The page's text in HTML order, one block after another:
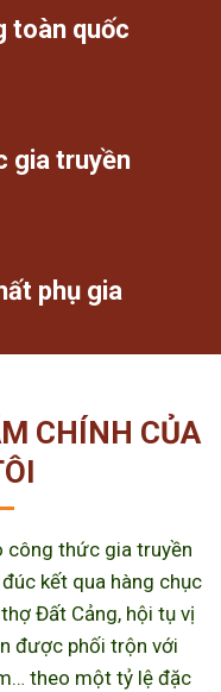
toàn quốc
gia truyền
phụ gia
CHÍNH CỦA
công thức gia truyền
kết qua hàng chục
Đất Cảng, hội tụ vị
được phối trộn với
theo một tỷ lệ đặc